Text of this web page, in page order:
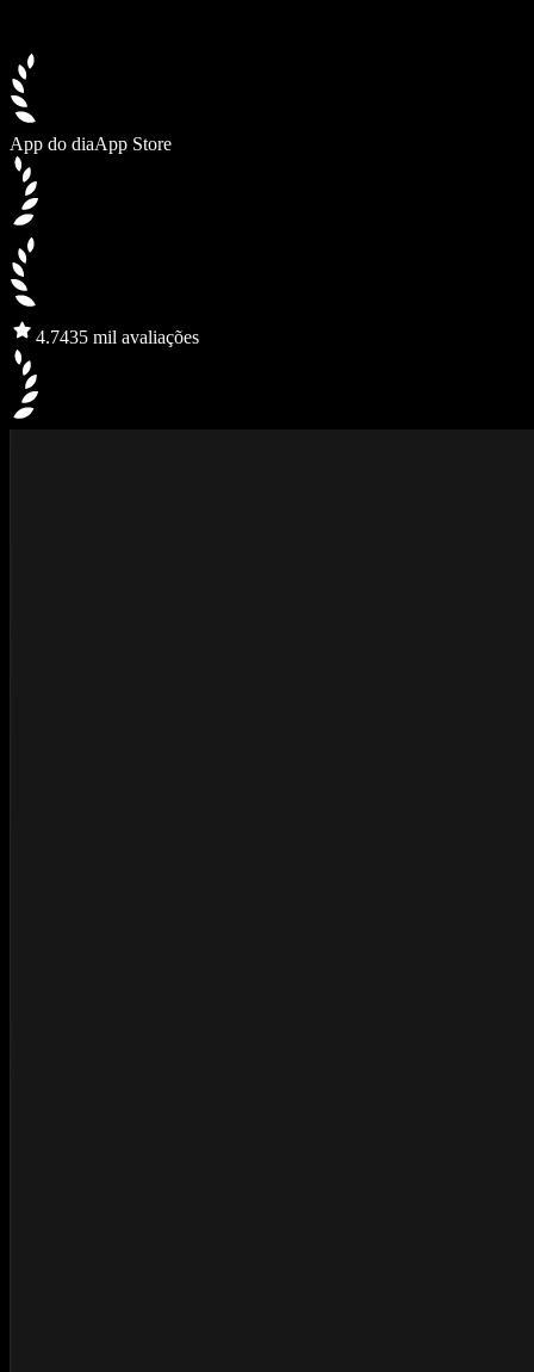
App do diaApp Store
4.7435 mil avaliações